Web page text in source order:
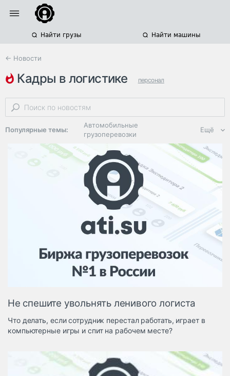
Найти грузы Найти машины
← Новости
кадры в логистике персонал
международные автоперевозки россия
Популярные темы:
Автомобильные
грузоперевозки
Региональная
логистика
ЭДО, ИТ в
логистике
Дороги,
инфраструктура
Логистика, грузы
Негабаритные и
опасные грузы
Безопасность и
Таможня и ВЭД
Склады и
грузовые
Коммерческий
транспорт
Ещё
Не спешите увольнять ленивого логиста
Что делать, если сотрудник перестал работать, играет в
компьютерные игры и спит на рабочем месте?